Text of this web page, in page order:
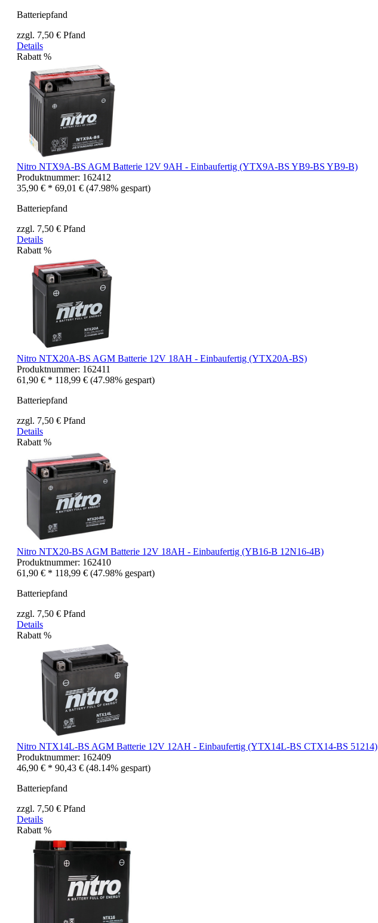
Batteriepfand
zzgl. 7,50 € Pfand
Details
Rabatt %
Nitro NTX9A-BS AGM Batterie 12V 9AH - Einbaufertig (YTX9A-BS YB9-BS YB9-B)
Produktnummer: 162412
35,90 € * 69,01 € (47.98% gespart)
Batteriepfand
zzgl. 7,50 € Pfand
Details
Rabatt %
Nitro NTX20A-BS AGM Batterie 12V 18AH - Einbaufertig (YTX20A-BS)
Produktnummer: 162411
61,90 € * 118,99 € (47.98% gespart)
Batteriepfand
zzgl. 7,50 € Pfand
Details
Rabatt %
Nitro NTX20-BS AGM Batterie 12V 18AH - Einbaufertig (YB16-B 12N16-4B)
Produktnummer: 162410
61,90 € * 118,99 € (47.98% gespart)
Batteriepfand
zzgl. 7,50 € Pfand
Details
Rabatt %
Nitro NTX14L-BS AGM Batterie 12V 12AH - Einbaufertig (YTX14L-BS CTX14-BS 51214)
Produktnummer: 162409
46,90 € * 90,43 € (48.14% gespart)
Batteriepfand
zzgl. 7,50 € Pfand
Details
Rabatt %